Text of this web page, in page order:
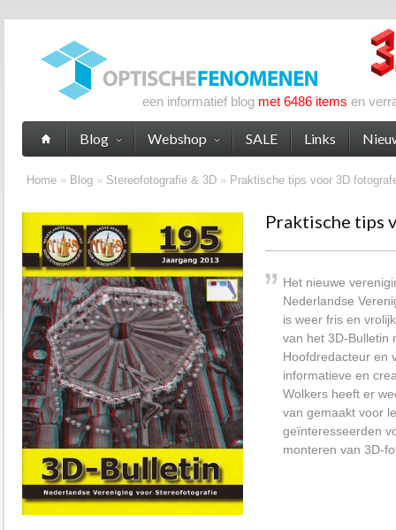
een informatief blog met 6486 items en
Home » Blog » Stereofotografie & 3D » Praktische tips voor 3D
Praktische tips
Het nieuwe
Nederlandse
is weer fris en
van het 3D-Bulletin
Hoofdredacteur en
informatieve en
Wolkers heeft er
van gemaakt voor
geïnteresseerden
monteren van 3D-
Blog Webshop SALE Links